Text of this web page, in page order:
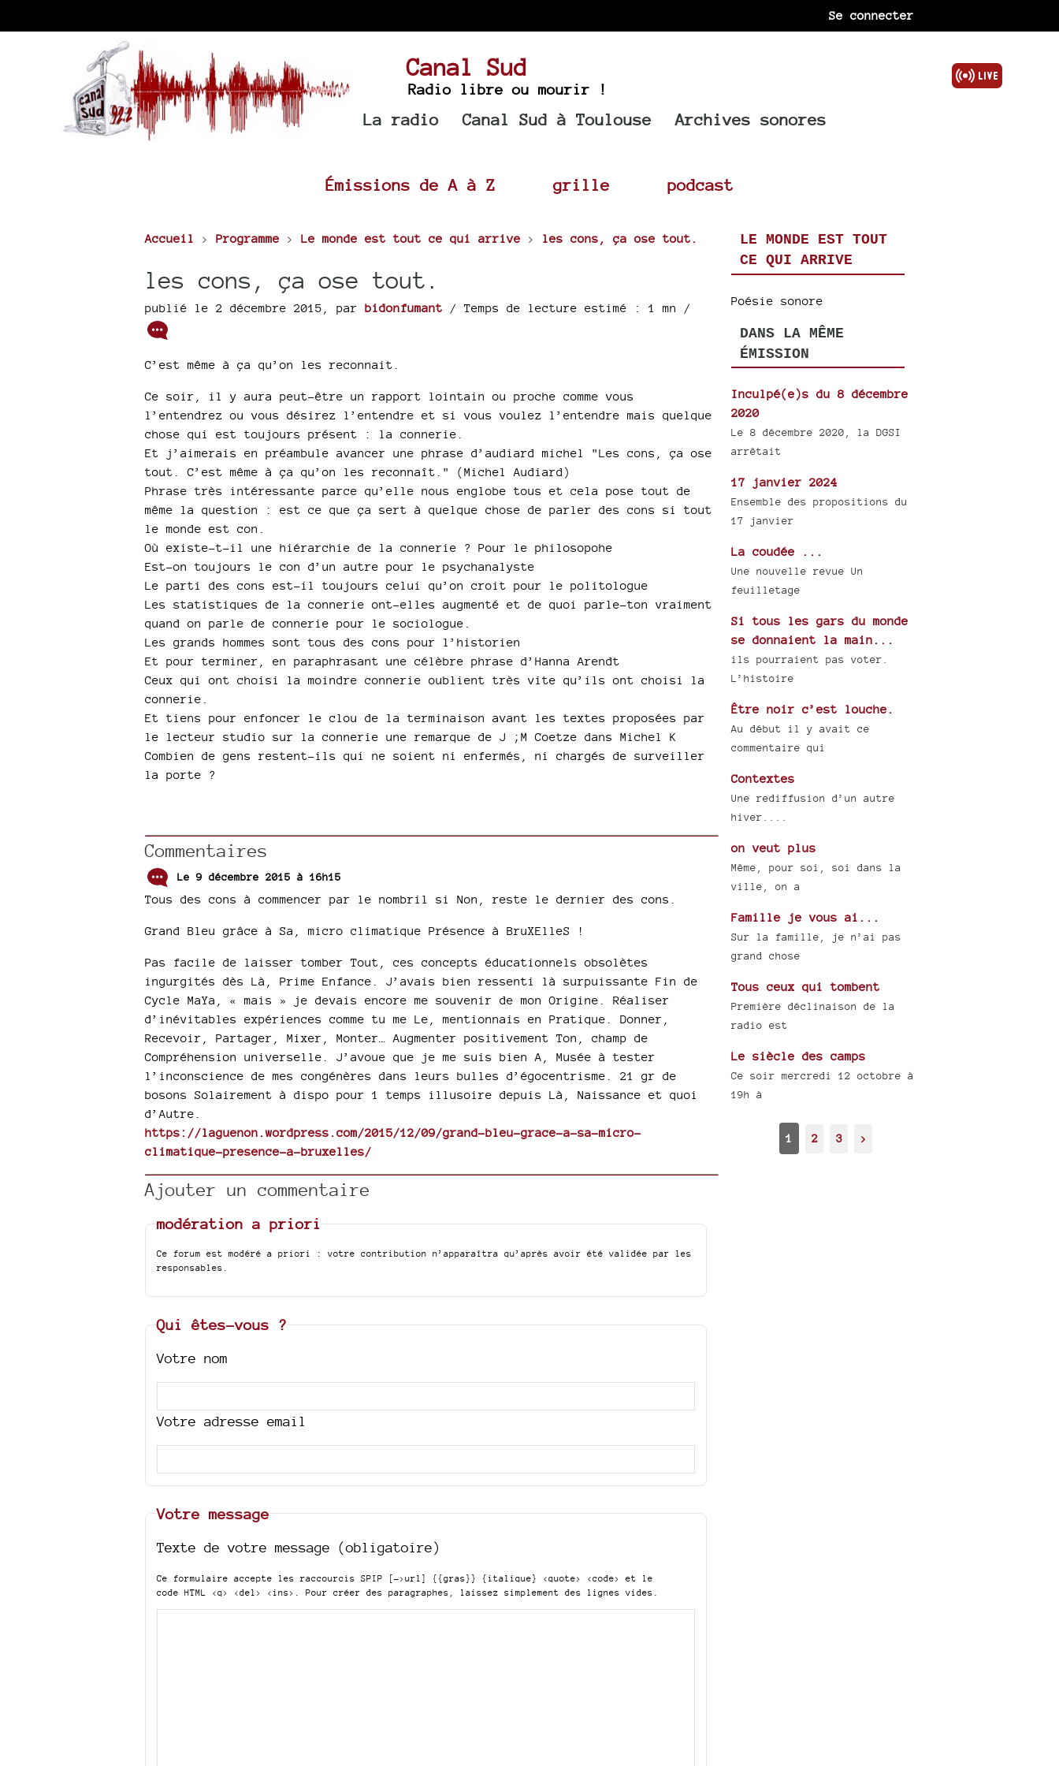
Se connecter
Canal Sud
Radio libre ou mourir !
La radio Canal Sud à Toulouse Archives sonores
Émissions de A à Z grille podcast
Accueil > Programme > Le monde est tout ce qui arrive > les cons, ça ose tout.
les cons, ça ose tout.
publié le 2 décembre 2015 par bidonfumant / Temps de lecture estimé : 1 mn /
C’est même à ça qu’on les reconnait.
Ce soir, il y aura peut-être un rapport lointain ou proche comme vous
l’entendrez ou vous désirez l’entendre et si vous voulez l’entendre mais quelque
chose qui est toujours présent : la connerie.
Et j’aimerais en préambule avancer une phrase d’audiard michel "Les cons, ça ose
tout. C’est même à ça qu’on les reconnaît." (Michel Audiard)
Phrase très intéressante parce qu’elle nous englobe tous et cela pose tout de
même la question : est ce que ça sert à quelque chose de parler des cons si tout
le monde est con.
Où existe-t-il une hiérarchie de la connerie ? Pour le philosopohe
Est-on toujours le con d’un autre pour le psychanalyste
Le parti des cons est-il toujours celui qu’on croit pour le politologue
Les statistiques de la connerie ont-elles augmenté et de quoi parle-ton vraiment
quand on parle de connerie pour le sociologue.
Les grands hommes sont tous des cons pour l’historien
Et pour terminer, en paraphrasant une célèbre phrase d’Hanna Arendt
Ceux qui ont choisi la moindre connerie oublient très vite qu’ils ont choisi la
connerie.
Et tiens pour enfoncer le clou de la terminaison avant les textes proposées par
le lecteur studio sur la connerie une remarque de J ;M Coetze dans Michel K
Combien de gens restent-ils qui ne soient ni enfermés, ni chargés de surveiller
la porte ?
Commentaires
Le 9 décembre 2015 à 16h15
Tous des cons à commencer par le nombril si Non, reste le dernier des cons.
Grand Bleu grâce à Sa, micro climatique Présence à BruXElleS !
Pas facile de laisser tomber Tout, ces concepts éducationnels obsolètes
ingurgités dès Là, Prime Enfance. J’avais bien ressenti là surpuissante Fin de
Cycle MaYa, « mais » je devais encore me souvenir de mon Origine. Réaliser
d’inévitables expériences comme tu me Le, mentionnais en Pratique. Donner,
Recevoir, Partager, Mixer, Monter… Augmenter positivement Ton, champ de
Compréhension universelle. J’avoue que je me suis bien A, Musée à tester
l’inconscience de mes congénères dans leurs bulles d’égocentrisme. 21 gr de
bosons Solairement à dispo pour 1 temps illusoire depuis Là, Naissance et quoi
d’Autre.
https://laguenon.wordpress.com/2015/12/09/grand-bleu-grace-a-sa-micro-
climatique-presence-a-bruxelles/
Ajouter un commentaire
modération a priori
Ce forum est modéré a priori : votre contribution n’apparaîtra qu’après avoir été validée par les
responsables.
Qui êtes-vous ?
Votre nom
Votre adresse email
Votre message
Texte de votre message (obligatoire)
Ce formulaire accepte les raccourcis SPIP [->url] {{gras}} {italique} <quote> <code>
et le
code HTML <q> <del> <ins> . Pour créer des paragraphes, laissez simplement des lignes vides.
LE MONDE EST TOUT
CE QUI ARRIVE
Poésie sonore
DANS LA MÊME
ÉMISSION
Inculpé(e)s du 8 décembre
2020
Le 8 décembre 2020, la DGSI
arrêtait
17 janvier 2024
Ensemble des propositions du
17 janvier
La coudée ...
Une nouvelle revue Un
feuilletage
Si tous les gars du monde
se donnaient la main...
ils pourraient pas voter.
L’histoire
Être noir c’est louche.
Au début il y avait ce
commentaire qui
Contextes
Une rediffusion d’un autre
hiver....
on veut plus
Même, pour soi, soi dans la
ville, on a
Famille je vous ai...
Sur la famille, je n’ai pas
grand chose
Tous ceux qui tombent
Première déclinaison de la
radio est
Le siècle des camps
Ce soir mercredi 12 octobre à
19h à
1 2 3 >